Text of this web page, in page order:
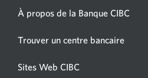
À propos de la Banque CIBC
Trouver un centre bancaire
Sites Web CIBC